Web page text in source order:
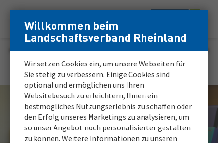
Inhalt
Login
Bewerber*innen
Login
Bewerber*innen
Navigation
Hauptnavigation
Menü
Willkommen beim
Landschaftsverband Rheinland
Wir setzen Cookies ein, um unsere Webseiten für
Sie stetig zu verbessern. Einige Cookies sind
optional und ermöglichen uns Ihren
Websitebesuch zu erleichtern, Ihnen ein
bestmögliches Nutzungserlebnis zu schaffen oder
den Erfolg unseres Marketings zu analysieren, um
so unser Angebot noch personalisierter gestalten
zu können. Weitere Informationen zu unseren
Karriereportal